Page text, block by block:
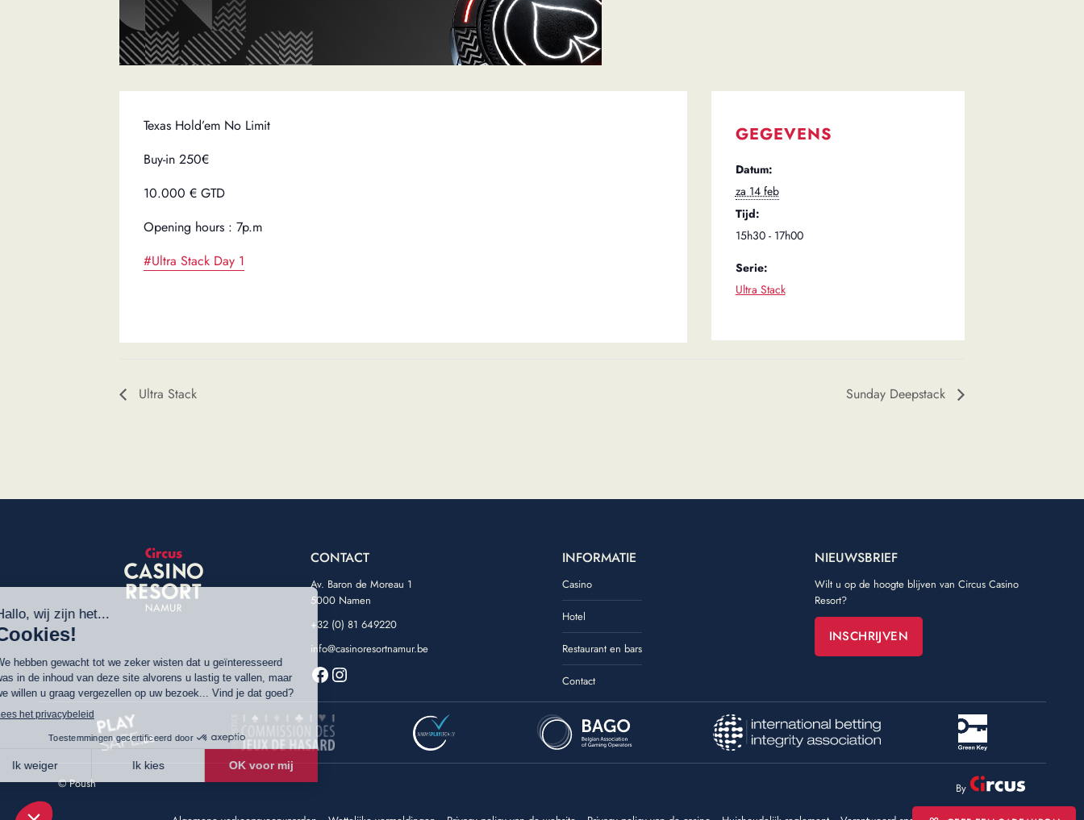
Texas Hold’em No Limit
Buy-in 250€
10.000 € GTD
Opening hours : 7p.m
#Ultra Stack Day 1
GEGEVENS
Datum:
za 14 feb
Tijd:
15h30 - 17h00
Serie:
Ultra Stack
Ultra Stack Sunday Deepstack
CONTACT
Av. Baron de Moreau 1
5000 Namen
+32 (0) 81 649220
info@casinoresortnamur.be
Facebook
Instagram
INFORMATIE
Casino
Hotel
Restaurant en bars
Contact
NIEUWSBRIEF
Wilt u op de hoogte blijven van Circus Casino
Resort?
INSCHRIJVEN
©Poush By